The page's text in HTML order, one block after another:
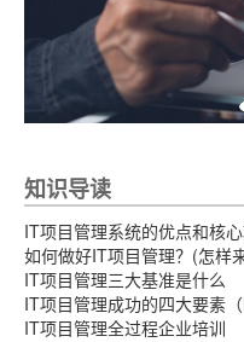
知识导读
IT项目管理系统的优点和核
如何做好IT项目管理？(怎样
IT项目管理三大基准是什么
IT项目管理成功的四大要素
IT项目管理全过程企业培训